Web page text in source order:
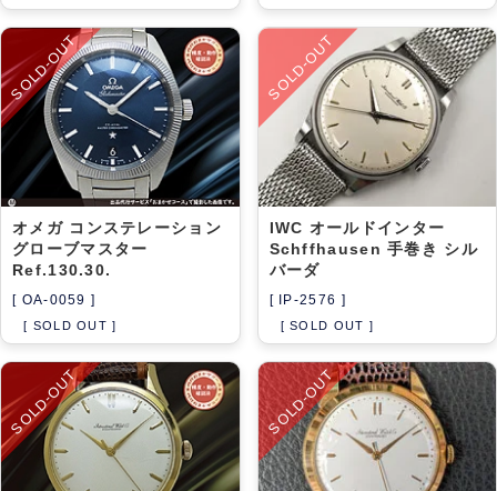
SOLD-OUT
オメガ コンステレーション
グローブマスター
Ref.130.30.
[ OA-0059 ]
[ SOLD OUT ]
SOLD-OUT
IWC オールドインター
Schffhausen 手巻き シル
バーダ
[ IP-2576 ]
[ SOLD OUT ]
SOLD-OUT SOLD-OUT